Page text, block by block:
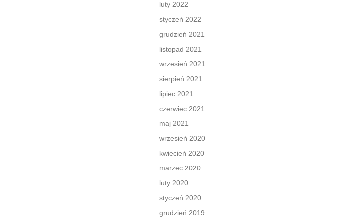
luty 2022
styczeń 2022
grudzień 2021
listopad 2021
wrzesień 2021
sierpień 2021
lipiec 2021
czerwiec 2021
maj 2021
wrzesień 2020
kwiecień 2020
marzec 2020
luty 2020
styczeń 2020
grudzień 2019